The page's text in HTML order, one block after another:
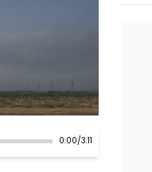
0:00/3:11